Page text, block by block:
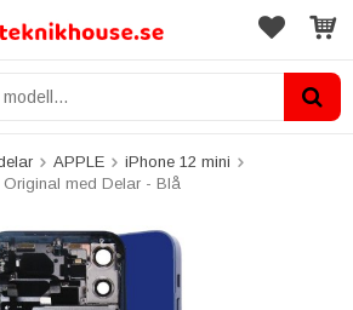
APPLE
iPhone 12 mini
med Delar - Blå